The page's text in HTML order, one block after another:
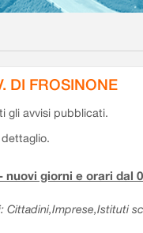
DI FROSINONE
gli avvisi pubblicati.
giorni e orari dal
Cittadini,Imprese,Istituti